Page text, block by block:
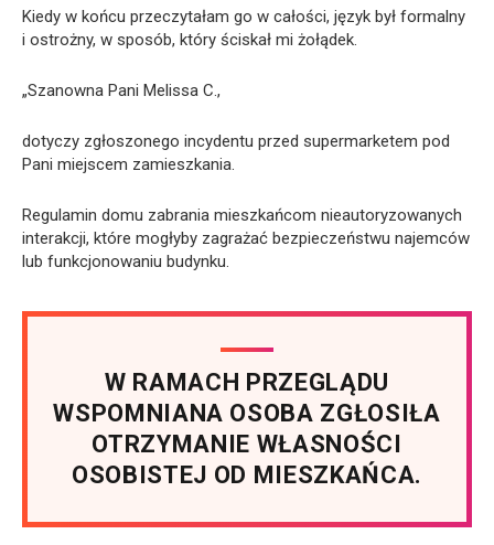
Kiedy w końcu przeczytałam go w całości, język był formalny
i ostrożny, w sposób, który ściskał mi żołądek.
„Szanowna Pani Melissa C.,
dotyczy zgłoszonego incydentu przed supermarketem pod
Pani miejscem zamieszkania.
Regulamin domu zabrania mieszkańcom nieautoryzowanych
interakcji, które mogłyby zagrażać bezpieczeństwu najemców
lub funkcjonowaniu budynku.
W RAMACH PRZEGLĄDU
WSPOMNIANA OSOBA ZGŁOSIŁA
OTRZYMANIE WŁASNOŚCI
OSOBISTEJ OD MIESZKAŃCA.